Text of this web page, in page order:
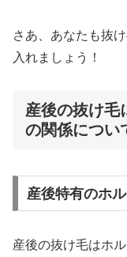
さあ、あなたも抜
入れましょう！
産後の抜け毛
の関係につい
産後特有のホ
産後の抜け毛はホ